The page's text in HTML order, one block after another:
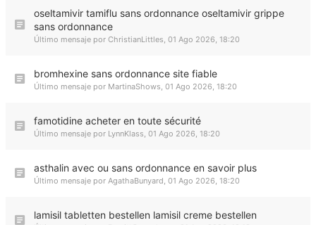
oseltamivir tamiflu sans ordonnance oseltamivir grippe
sans ordonnance
Último mensaje por ChristianLittles, 01 Ago 2026, 18:20
bromhexine sans ordonnance site fiable
Último mensaje por MartinaShows, 01 Ago 2026, 18:20
famotidine acheter en toute sécurité
Último mensaje por LynnKlass, 01 Ago 2026, 18:20
asthalin avec ou sans ordonnance en savoir plus
Último mensaje por AgathaBunyard, 01 Ago 2026, 18:20
lamisil tabletten bestellen lamisil creme bestellen